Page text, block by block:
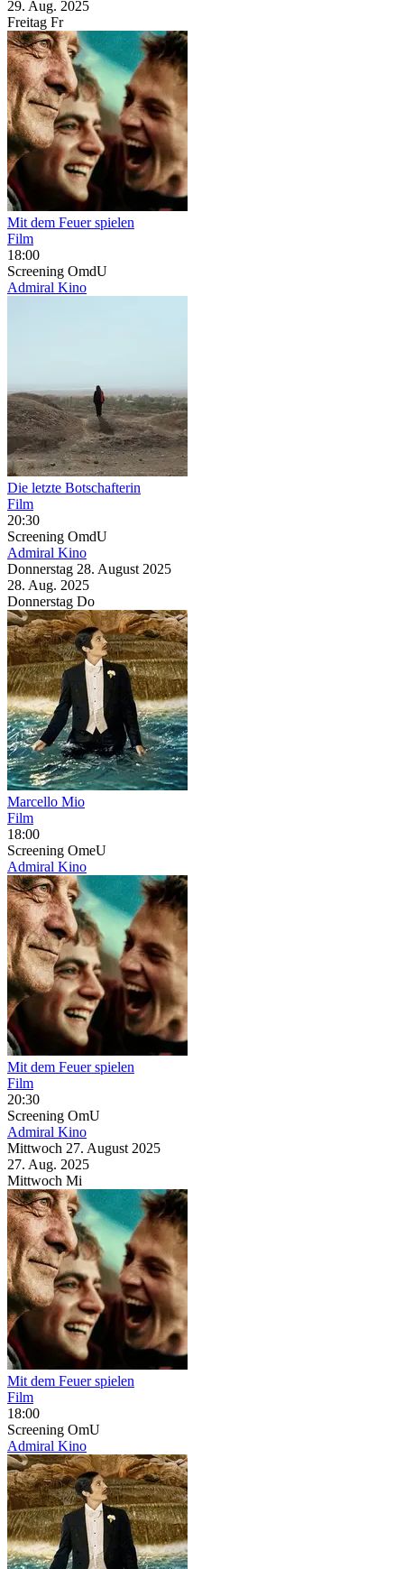
29. Aug. 2025
Freitag Fr
Mit dem Feuer spielen
Film
18:00
Screening OmdU
Admiral Kino
Die letzte Botschafterin
Film
20:30
Screening OmdU
Admiral Kino
Donnerstag 28. August 2025
28. Aug. 2025
Donnerstag Do
Marcello Mio
Film
18:00
Screening OmeU
Admiral Kino
Mit dem Feuer spielen
Film
20:30
Screening OmU
Admiral Kino
Mittwoch 27. August 2025
27. Aug. 2025
Mittwoch Mi
Mit dem Feuer spielen
Film
18:00
Screening OmU
Admiral Kino